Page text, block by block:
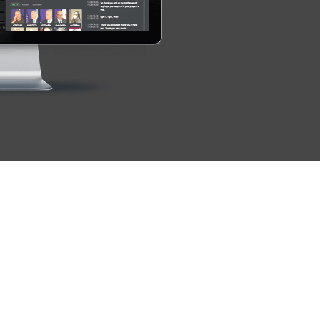
TVU Channel 云播出
TVU Mediahub 云调度
TVU Remote Commentator